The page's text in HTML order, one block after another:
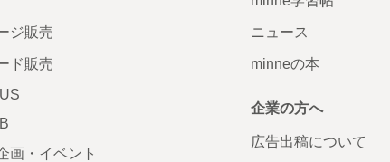
ジ販売
ド販売
画・イベント
ニュース
minneの本
企業の方へ
広告出稿について